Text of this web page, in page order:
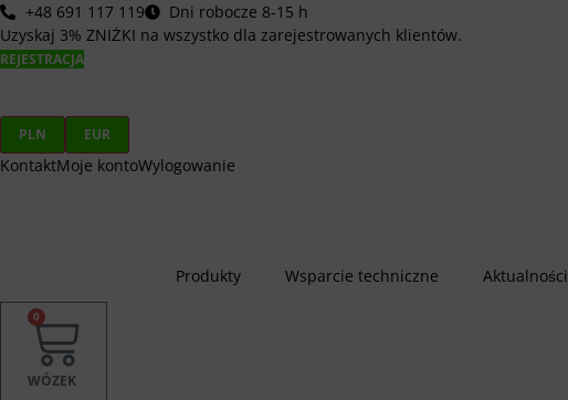
Przejdź
do
treści
+48 691 117 119
Dni robocze 8-15 h
Uzyskaj 3% ZNIŻKI na wszystko dla zarejestrowanych klientów.
REJESTRACJA
PLN EUR
KontaktMoje kontoWylogowanie
Produkty Wsparcie techniczne Aktualności
0
WÓZEK